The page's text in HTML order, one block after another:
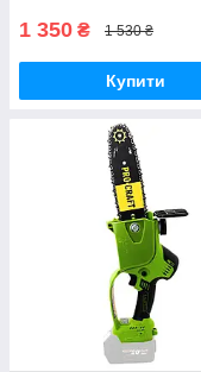
1 350 ₴ 1 530 ₴
Купити